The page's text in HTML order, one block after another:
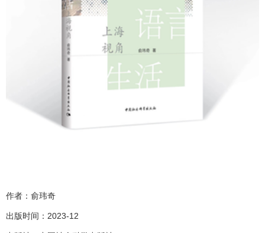
作者：俞玮奇
出版时间：2023-12